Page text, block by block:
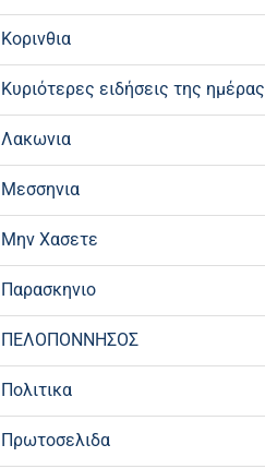
Κορινθια
Κυριότερες ειδήσεις της ημέρας
Λακωνια
Μεσσηνια
Μην Χασετε
Παρασκηνιο
ΠΕΛΟΠΟΝΝΗΣΟΣ
Πολιτικα
Πρωτοσελιδα